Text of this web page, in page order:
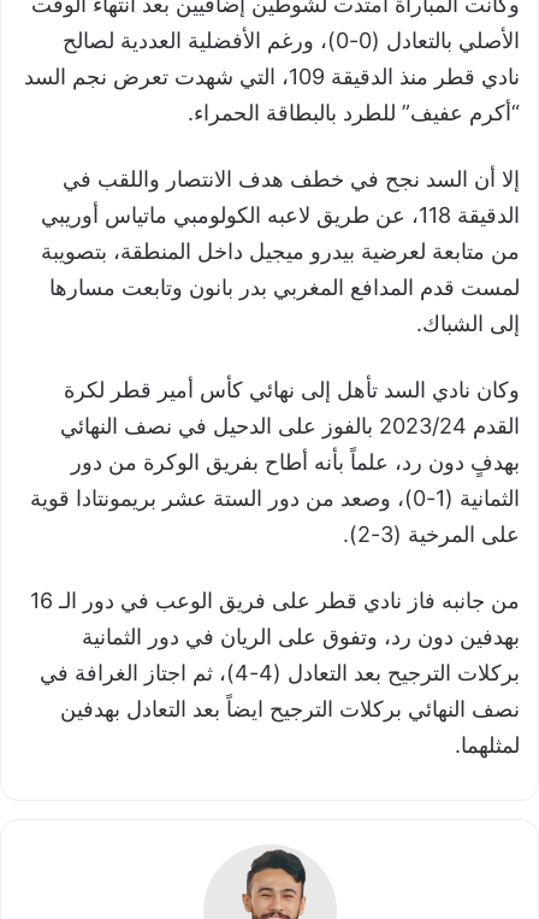
الأصلي بالتعادل (0-0)، ورغم الأفضلية العددية لصالح
نادي قطر منذ الدقيقة 109، التي شهدت تعرض نجم السد
“أكرم عفيف” للطرد بالبطاقة الحمراء.
إلا أن السد نجح في خطف هدف الانتصار واللقب في
الدقيقة 118، عن طريق لاعبه الكولومبي ماتياس أوريبي
من متابعة لعرضية بيدرو ميجيل داخل المنطقة، بتصويبة
لمست قدم المدافع المغربي بدر بانون وتابعت مسارها
إلى الشباك.
وكان نادي السد تأهل إلى نهائي كأس أمير قطر لكرة
القدم 2023/24 بالفوز على الدحيل في نصف النهائي
بهدفٍ دون رد، علماً بأنه أطاح بفريق الوكرة من دور
الثمانية (1-0)، وصعد من دور الستة عشر بريمونتادا قوية
على المرخية (3-2).
من جانبه فاز نادي قطر على فريق الوعب في دور الـ 16
بهدفين دون رد، وتفوق على الريان في دور الثمانية
بركلات الترجيح بعد التعادل (4-4)، ثم اجتاز الغرافة في
نصف النهائي بركلات الترجيح ايضاً بعد التعادل بهدفين
لمثلهما.